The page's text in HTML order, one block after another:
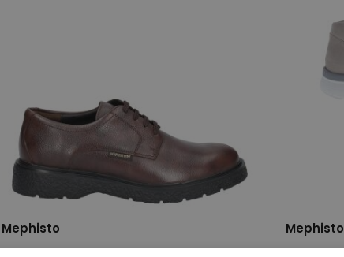
Mephisto Mephisto